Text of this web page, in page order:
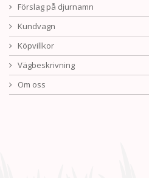
Förslag på djurnamn
Kundvagn
Köpvillkor
Vägbeskrivning
Om oss